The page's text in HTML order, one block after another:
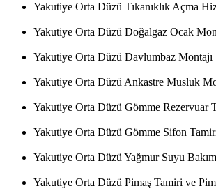
Yakutiye Orta Düzü Tıkanıklık Açma
Yakutiye Orta Düzü Doğalgaz Ocak
Yakutiye Orta Düzü Davlumbaz Montajı
Yakutiye Orta Düzü Ankastre Musluk
Yakutiye Orta Düzü Gömme Rezervuar
Yakutiye Orta Düzü Gömme Sifon
Yakutiye Orta Düzü Yağmur Suyu Bakım
Yakutiye Orta Düzü Pimaş Tamiri ve